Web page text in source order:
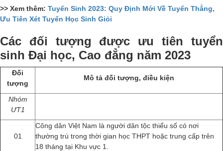
>> Xem thêm: Tuyển Sinh 2023: Quy Định Mới Về Tuyển Thẳng,
Ưu Tiên Xét Tuyển Học Sinh Giỏi
Các đối tượng được ưu tiên tuyển
sinh Đại học, Cao đẳng năm 2023
Đối
tượng
Mô tả đối tượng, điều kiện
Nhóm
ƯT1
01
Công dân Việt Nam là người dân tộc thiểu số có nơi
thường trú trong thời gian học THPT hoặc trung cấp trên
18 tháng tại Khu vực 1.